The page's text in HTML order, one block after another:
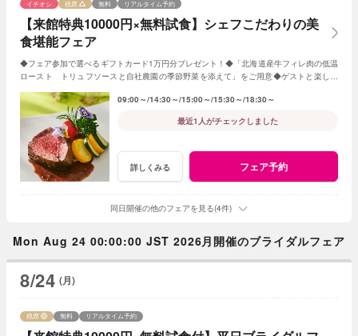
【来館特典10000円×無料試食】シェフこだわりの美
食堪能フェア
イチオシ 残席 無料 リアルタイム予約
◆フェア参加で選べるギフトカード1万円分プレゼント！◆「北海道産牛フィレ肉の低温
ロースト トリュフソースと自社農園の季節野菜を添えて」をご用意◆ゲストと楽しめ
09:00～ 14:30～ 15:00～ 15:30～ 18:30～
最近1人がチェックしました
詳しくみる フェア予約
同日開催の他のフェアを見る(4件)
Mon Aug 24 00:00:00 JST 2026月開催のブライダルフェア
8/24 (月)
残席 無料 リアルタイム予約